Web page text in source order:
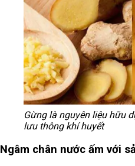
Gừng là nguyên liệu hữu
lưu thông khí huyết
Ngâm chân nước ấm với